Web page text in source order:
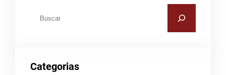
a
Categorias